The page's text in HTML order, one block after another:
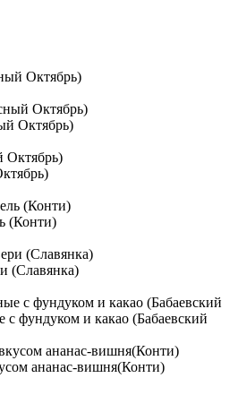
Октябрь)
Октябрь)
(Конти)
(Славянка)
с фундуком и какао (Бабаевский
ананас-вишня(Конти)